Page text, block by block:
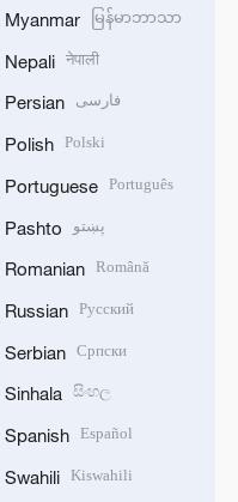
Myanmar မြန်မာဘာသာ
Nepali नेपाली
Persian فارسی
Polish Polski
Portuguese Português
Pashto پښتو
Romanian Română
Russian Русский
Serbian Српски
Sinhala සිංහල
Spanish Español
Swahili Kiswahili